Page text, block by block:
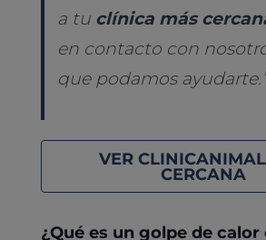
a tu clínica más
en contacto con
que podamos
VER
CERCANA
¿Qué es un golpe de